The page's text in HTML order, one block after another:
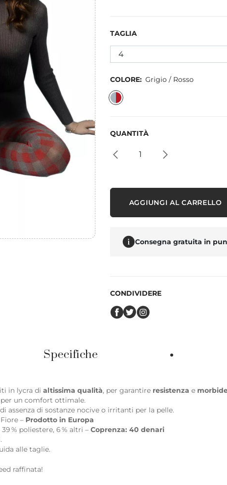
TAGLIA
COLORE: Grigio / Rosso
QUANTITÀ
AGGIUNGI AL CARRELLO
Consegna gratuita in
CONDIVIDERE
Specifiche
in lycra di altissima qualità, per garantire resistenza e
per un comfort ottimale.
assenza di sostanze nocive o irritanti per la pelle.
– Prodotto in Europa
% poliestere, 6 % altri – Coprenza: 40 denari
alle taglie.
raffinata!